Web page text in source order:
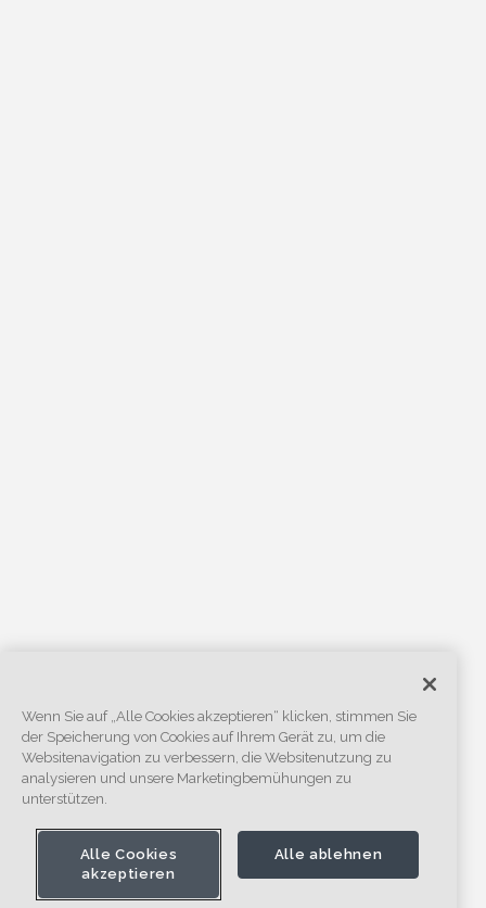
Wenn Sie auf „Alle Cookies akzeptieren“ klicken, stimmen Sie
der Speicherung von Cookies auf Ihrem Gerät zu, um die
Websitenavigation zu verbessern, die Websitenutzung zu
analysieren und unsere Marketingbemühungen zu
unterstützen.
Alle Cookies
akzeptieren
Alle ablehnen